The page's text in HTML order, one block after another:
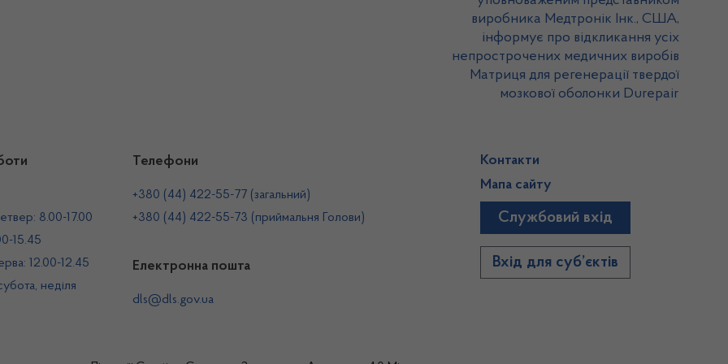
виробника Медтронік Інк., США,
інформує про відкликання усіх
непрострочених медичних виробів
Матриця для регенерації твердої
мозкової оболонки Durepair
8.00-17.00
15.45
12.00-12.45
неділя
Телефони
+380 (44) 422-55-77 (загальний)
+380 (44) 422-55-73 (приймальня Голови)
Електронна пошта
dls@dls.gov.ua
Контакти
Мапа сайту
Службовий вхід
Вхід для суб’єктів